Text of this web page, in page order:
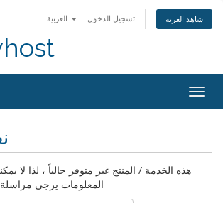
تسجيل الدخول شاهد العربة
هذه الخدمة / المنتج غير متوفر حالياً ، لذا لا
المعلومات يرجى